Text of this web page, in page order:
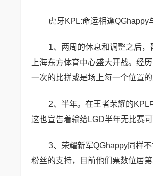
虎牙KPL:命运相逢QGhappy
1、两周的休息和调整之后
上海东方体育中心盛大开战。经
一次的比拼或是场上每一个位置
2、半年。在王者荣耀的KPL
这也宣告着输给LGD半年无比赛
3、荣耀新军QGhappy同样
粉丝的支持，目前他们票数位居第